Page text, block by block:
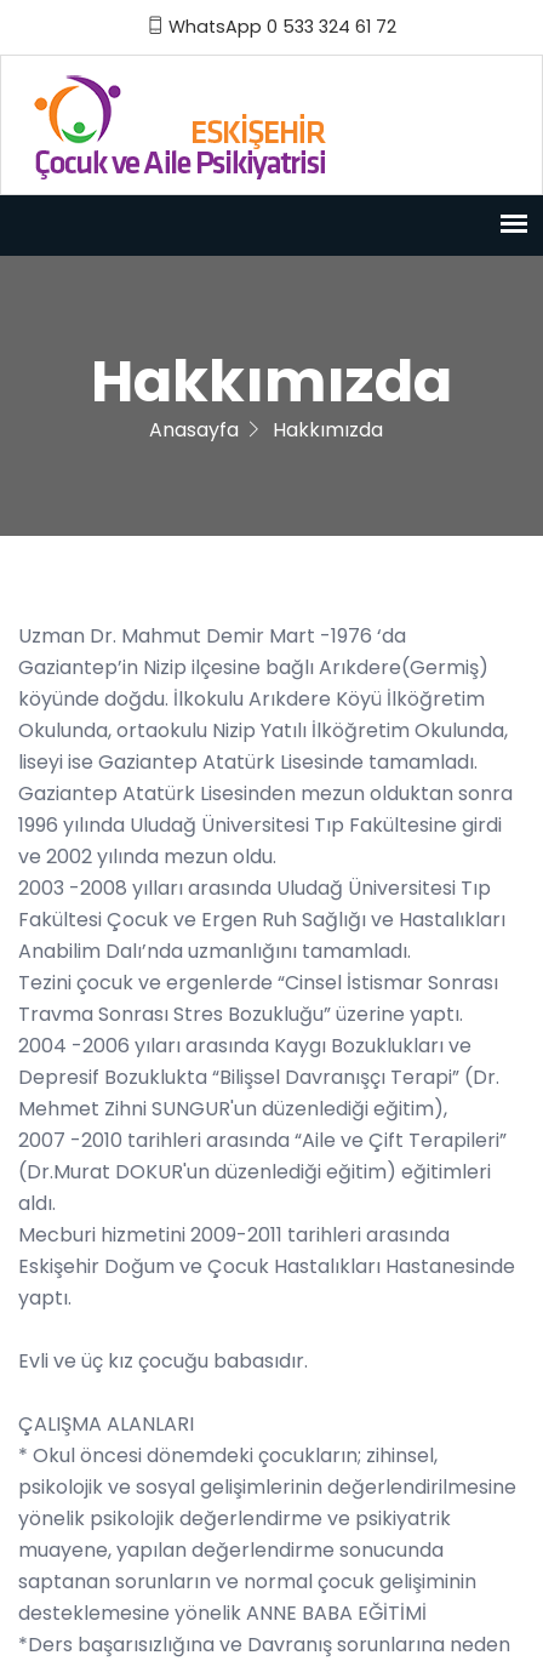
WhatsApp 0 533 324 61 72
Hakkımızda
Anasayfa Hakkımızda
Uzman Dr. Mahmut Demir Mart -1976 ‘da
Gaziantep’in Nizip ilçesine bağlı Arıkdere(Germiş)
köyünde doğdu. İlkokulu Arıkdere Köyü İlköğretim
Okulunda, ortaokulu Nizip Yatılı İlköğretim Okulunda,
liseyi ise Gaziantep Atatürk Lisesinde tamamladı.
Gaziantep Atatürk Lisesinden mezun olduktan sonra
1996 yılında Uludağ Üniversitesi Tıp Fakültesine girdi
ve 2002 yılında mezun oldu.
2003 -2008 yılları arasında Uludağ Üniversitesi Tıp
Fakültesi Çocuk ve Ergen Ruh Sağlığı ve Hastalıkları
Anabilim Dalı’nda uzmanlığını tamamladı.
Tezini çocuk ve ergenlerde “Cinsel İstismar Sonrası
Travma Sonrası Stres Bozukluğu” üzerine yaptı.
2004 -2006 yıları arasında Kaygı Bozuklukları ve
Depresif Bozuklukta “Bilişsel Davranışçı Terapi” (Dr.
Mehmet Zihni SUNGUR'un düzenlediği eğitim),
2007 -2010 tarihleri arasında “Aile ve Çift Terapileri”
(Dr.Murat DOKUR'un düzenlediği eğitim) eğitimleri
aldı.
Mecburi hizmetini 2009-2011 tarihleri arasında
Eskişehir Doğum ve Çocuk Hastalıkları Hastanesinde
yaptı.
Evli ve üç kız çocuğu babasıdır.
ÇALIŞMA ALANLARI
* Okul öncesi dönemdeki çocukların; zihinsel,
psikolojik ve sosyal gelişimlerinin değerlendirilmesine
yönelik psikolojik değerlendirme ve psikiyatrik
muayene, yapılan değerlendirme sonucunda
saptanan sorunların ve normal çocuk gelişiminin
desteklemesine yönelik ANNE BABA EĞİTİMİ
*Ders başarısızlığına ve Davranış sorunlarına neden